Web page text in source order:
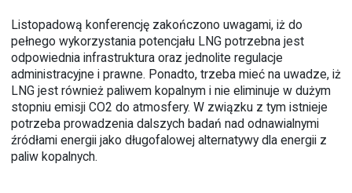
Listopadową konferencję zakończono uwagami, iż do
pełnego wykorzystania potencjału LNG potrzebna jest
odpowiednia infrastruktura oraz jednolite regulacje
administracyjne i prawne. Ponadto, trzeba mieć na uwadze, iż
LNG jest również paliwem kopalnym i nie eliminuje w dużym
stopniu emisji CO2 do atmosfery. W związku z tym istnieje
potrzeba prowadzenia dalszych badań nad odnawialnymi
źródłami energii jako długofalowej alternatywy dla energii z
paliw kopalnych.